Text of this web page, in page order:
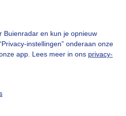
Buienradar en kun je opnieuw
instellingen” onderaan onze
app. Lees meer in ons privacy-